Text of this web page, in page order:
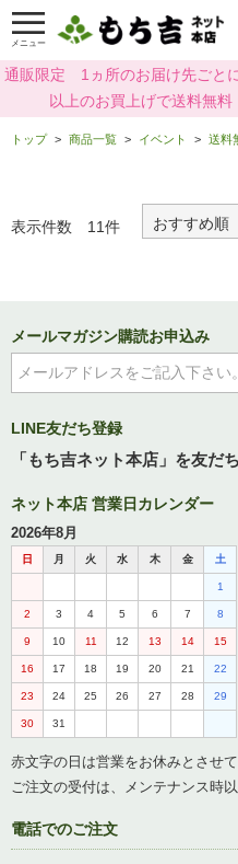
メニュー
通販限定 1ヵ所のお届け先ごと
以上のお買上げで送料無
トップ 商品一覧 イベント 送料
表示件数 11件
メールマガジン購読お申込み
LINE友だち登録
「もち吉ネット本店」を友だ
ネット本店 営業日カレンダー
2026年8月
日 月 火 水 木 金 土
1
2 3 4 5 6 7 8
9 10 11 12 13 14 15
16 17 18 19 20 21 22
23 24 25 26 27 28 29
30 31
赤文字の日は営業をお休みとさせ
ご注文の受付は、メンテナンス時
電話でのご注文